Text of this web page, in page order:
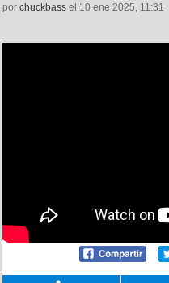
por chuckbass el 10 ene 2025, 11:31